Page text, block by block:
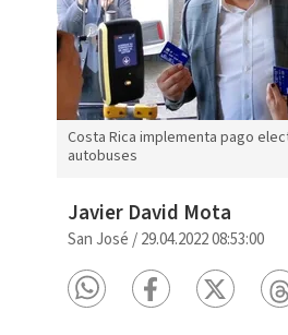
Costa Rica implementa pago
autobuses
Javier David Mota
San José /29.04.2022 08:53:00